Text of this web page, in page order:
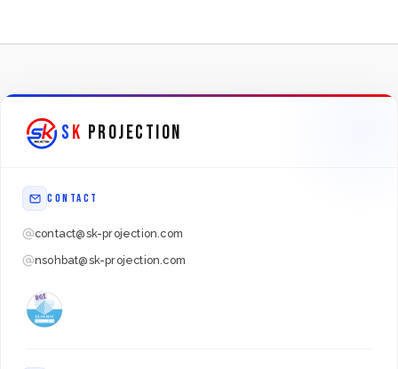
SK PROJECTION
CONTACT
contact@sk-projection.com
nsohbat@sk-projection.com